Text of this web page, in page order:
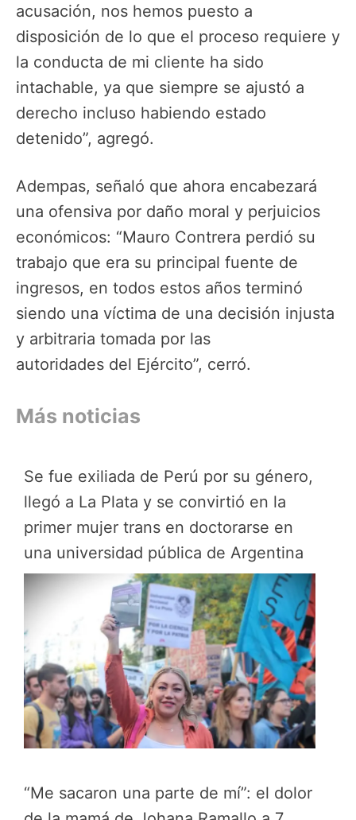
acusación, nos hemos puesto a
disposición de lo que el proceso requiere y
la conducta de mi cliente ha sido
intachable, ya que siempre se ajustó a
derecho incluso habiendo estado
detenido”, agregó.
Adempas, señaló que ahora encabezará
una ofensiva por daño moral y perjuicios
económicos: “Mauro Contrera perdió su
trabajo que era su principal fuente de
ingresos, en todos estos años terminó
siendo una víctima de una decisión injusta
y arbitraria tomada por las
autoridades del Ejército”, cerró.
Más noticias
Se fue exiliada de Perú por su género,
llegó a La Plata y se convirtió en la
primer mujer trans en doctorarse en
una universidad pública de Argentina
“Me sacaron una parte de mí”: el dolor